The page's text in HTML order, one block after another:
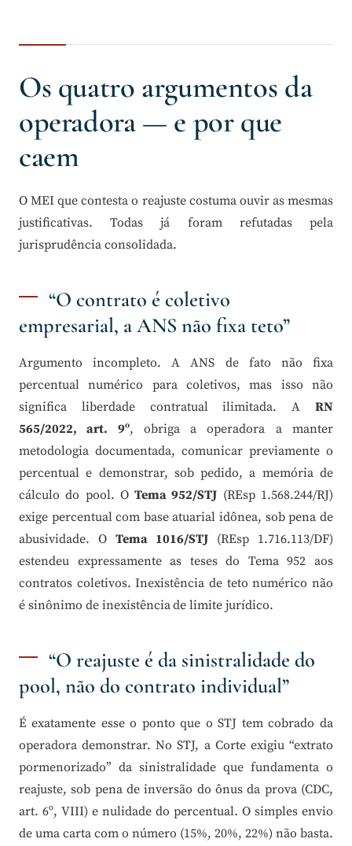
Os quatro argumentos da
operadora — e por que
caem
O MEI que contesta o reajuste costuma ouvir as mesmas
justificativas. Todas já foram refutadas pela
jurisprudência consolidada.
“O contrato é coletivo
empresarial, a ANS não fixa teto”
Argumento incompleto. A ANS de fato não fixa
percentual numérico para coletivos, mas isso não
significa liberdade contratual ilimitada. A RN
565/2022, art. 9º, obriga a operadora a manter
metodologia documentada, comunicar previamente o
percentual e demonstrar, sob pedido, a memória de
cálculo do pool. OTema 952/STJ (REsp 1.568.244/RJ)
exige percentual com base atuarial idônea, sob pena de
abusividade. O Tema 1016/STJ (REsp 1.716.113/DF)
estendeu expressamente as teses do Tema 952 aos
contratos coletivos. Inexistência de teto numérico não
é sinônimo de inexistência de limite jurídico.
“O reajuste é da sinistralidade do
pool, não do contrato individual”
É exatamente esse o ponto que o STJ tem cobrado da
operadora demonstrar. No STJ, a Corte exigiu “extrato
pormenorizado” da sinistralidade que fundamenta o
reajuste, sob pena de inversão do ônus da prova (CDC,
art. 6º, VIII) e nulidade do percentual. O simples envio
de uma carta com o número (15%, 20%, 22%) não basta.